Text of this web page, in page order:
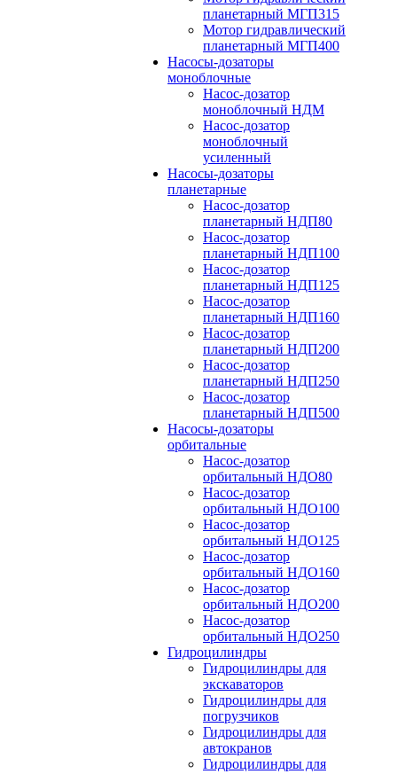
планетарный МГП315
Мотор гидравлический
планетарный МГП400
Насосы-дозаторы
моноблочные
Насос-дозатор
моноблочный НДМ
Насос-дозатор
моноблочный
усиленный
Насосы-дозаторы
планетарные
Насос-дозатор
планетарный НДП80
Насос-дозатор
планетарный НДП100
Насос-дозатор
планетарный НДП125
Насос-дозатор
планетарный НДП160
Насос-дозатор
планетарный НДП200
Насос-дозатор
планетарный НДП250
Насос-дозатор
планетарный НДП500
Насосы-дозаторы
орбитальные
Насос-дозатор
орбитальный НДО80
Насос-дозатор
орбитальный НДО100
Насос-дозатор
орбитальный НДО125
Насос-дозатор
орбитальный НДО160
Насос-дозатор
орбитальный НДО200
Насос-дозатор
орбитальный НДО250
Гидроцилиндры
Гидроцилиндры для
экскаваторов
Гидроцилиндры для
погрузчиков
Гидроцилиндры для
автокранов
Гидроцилиндры для